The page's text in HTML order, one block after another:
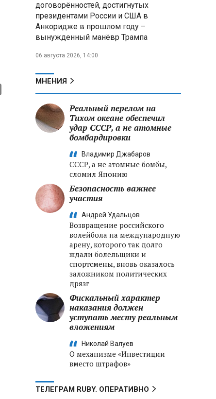
договорённостей, достигнутых
президентами России и США в
Анкоридже в прошлом году –
вынужденный манёвр Трампа
06 августа 2026, 14:00
МНЕНИЯ
Реальный перелом на
Тихом океане обеспечил
удар СССР, а не атомные
бомбардировки
Владимир Джабаров
СССР, а не атомные бомбы,
сломил Японию
Безопасность важнее
участия
Андрей Удальцов
Возвращение российского
волейбола на международную
арену, которого так долго
ждали болельщики и
спортсмены, вновь оказалось
заложником политических
дрязг
Фискальный характер
наказания должен
уступать месту реальным
вложениям
Николай Валуев
О механизме «Инвестиции
вместо штрафов»
ТЕЛЕГРАМ RUBY. ОПЕРАТИВНО